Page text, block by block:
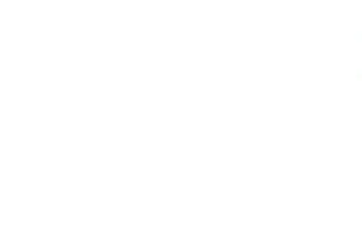
حیوانات خورده شد